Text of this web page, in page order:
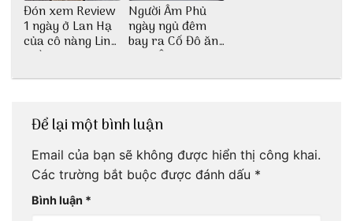
Đón xem Review
1 ngày ở Lan Hạ
của cô nàng Linh
Trần
Người Âm Phủ
ngày ngủ đêm
bay ra Cố Đô ăn
Cơm Âm Phủ
Để lại một bình luận
Email của bạn sẽ không được hiển thị công khai.
Các trường bắt buộc được đánh dấu *
Bình luận *